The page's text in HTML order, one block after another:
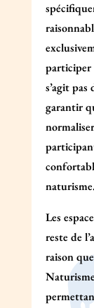
participer
s’agit
garantir
naturisme.
Les
reste de
raison